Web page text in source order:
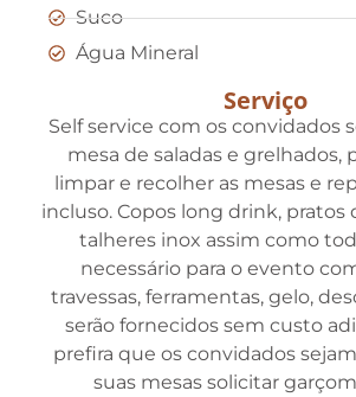
Suco
Água Mineral
Serviço
Self service com os convidados
mesa de saladas e grelhados,
limpar e recolher as mesas e
incluso. Copos long drink, pratos
talheres inox assim como
necessário para o evento
travessas, ferramentas, gelo,
serão fornecidos sem custo
prefira que os convidados
suas mesas solicitar